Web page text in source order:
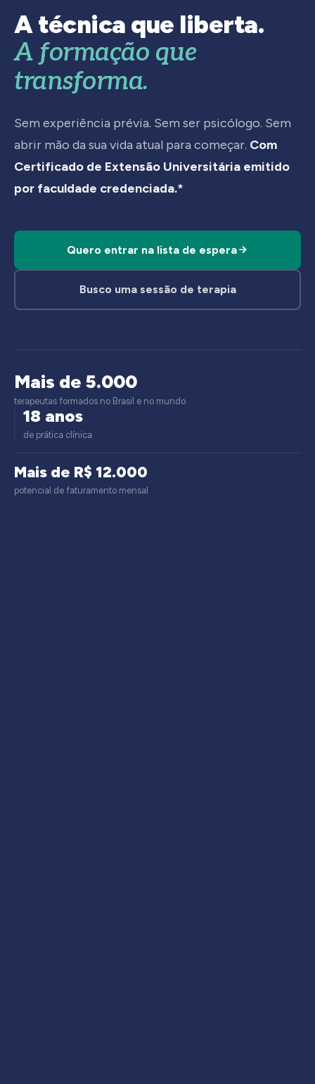
A técnica que liberta.
A formação que
transforma.
Sem experiência prévia. Sem ser psicólogo. Sem
abrir mão da sua vida atual para começar. Com
Certificado de Extensão Universitária emitido
por faculdade credenciada.*
Quero entrar na lista de espera
Busco uma sessão de terapia
Mais de 5.000
terapeutas formados no Brasil e no mundo
18 anos
de prática clínica
Mais de R$ 12.000
potencial de faturamento mensal